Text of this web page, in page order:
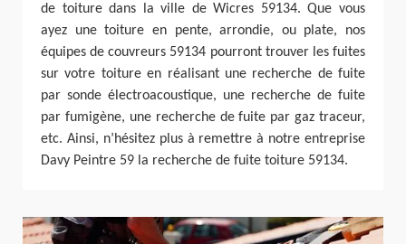
de toiture dans la ville de Wicres 59134. Que vous
ayez une toiture en pente, arrondie, ou plate, nos
équipes de couvreurs 59134 pourront trouver les fuites
sur votre toiture en réalisant une recherche de fuite
par sonde électroacoustique, une recherche de fuite
par fumigène, une recherche de fuite par gaz traceur,
etc. Ainsi, n’hésitez plus à remettre à notre entreprise
Davy Peintre 59 la recherche de fuite toiture 59134.